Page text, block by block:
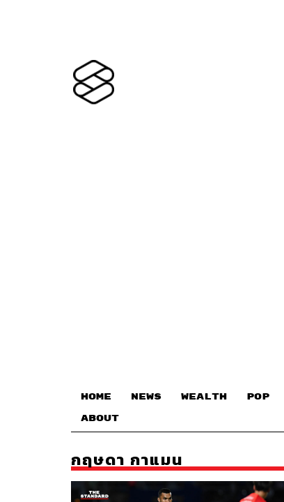
HOME NEWS WEALTH POP
ABOUT
กฤษดา กาแมน